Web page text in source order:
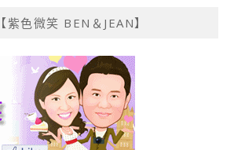
紫色微笑 BEN＆JEAN】